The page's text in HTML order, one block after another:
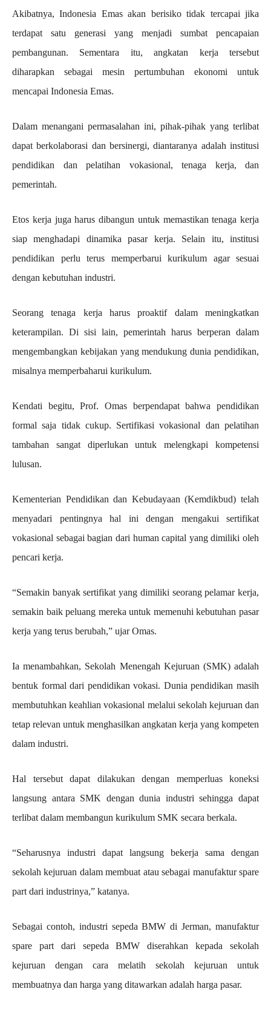
Akibatnya, Indonesia Emas akan berisiko tidak tercapai jika
terdapat satu generasi yang menjadi sumbat pencapaian
pembangunan. Sementara itu, angkatan kerja tersebut
diharapkan sebagai mesin pertumbuhan ekonomi untuk
mencapai Indonesia Emas.
Dalam menangani permasalahan ini, pihak-pihak yang terlibat
dapat berkolaborasi dan bersinergi, diantaranya adalah institusi
pendidikan dan pelatihan vokasional, tenaga kerja, dan
pemerintah.
Etos kerja juga harus dibangun untuk memastikan tenaga kerja
siap menghadapi dinamika pasar kerja. Selain itu, institusi
pendidikan perlu terus memperbarui kurikulum agar sesuai
dengan kebutuhan industri.
Seorang tenaga kerja harus proaktif dalam meningkatkan
keterampilan. Di sisi lain, pemerintah harus berperan dalam
mengembangkan kebijakan yang mendukung dunia pendidikan,
misalnya memperbaharui kurikulum.
Kendati begitu, Prof. Omas berpendapat bahwa pendidikan
formal saja tidak cukup. Sertifikasi vokasional dan pelatihan
tambahan sangat diperlukan untuk melengkapi kompetensi
lulusan.
Kementerian Pendidikan dan Kebudayaan (Kemdikbud) telah
menyadari pentingnya hal ini dengan mengakui sertifikat
vokasional sebagai bagian dari human capital yang dimiliki oleh
pencari kerja.
“Semakin banyak sertifikat yang dimiliki seorang pelamar kerja,
semakin baik peluang mereka untuk memenuhi kebutuhan pasar
kerja yang terus berubah,” ujar Omas.
Ia menambahkan, Sekolah Menengah Kejuruan (SMK) adalah
bentuk formal dari pendidikan vokasi. Dunia pendidikan masih
membutuhkan keahlian vokasional melalui sekolah kejuruan dan
tetap relevan untuk menghasilkan angkatan kerja yang kompeten
dalam industri.
Hal tersebut dapat dilakukan dengan memperluas koneksi
langsung antara SMK dengan dunia industri sehingga dapat
terlibat dalam membangun kurikulum SMK secara berkala.
“Seharusnya industri dapat langsung bekerja sama dengan
sekolah kejuruan dalam membuat atau sebagai manufaktur spare
part dari industrinya,” katanya.
Sebagai contoh, industri sepeda BMW di Jerman, manufaktur
spare part dari sepeda BMW diserahkan kepada sekolah
kejuruan dengan cara melatih sekolah kejuruan untuk
membuatnya dan harga yang ditawarkan adalah harga pasar.